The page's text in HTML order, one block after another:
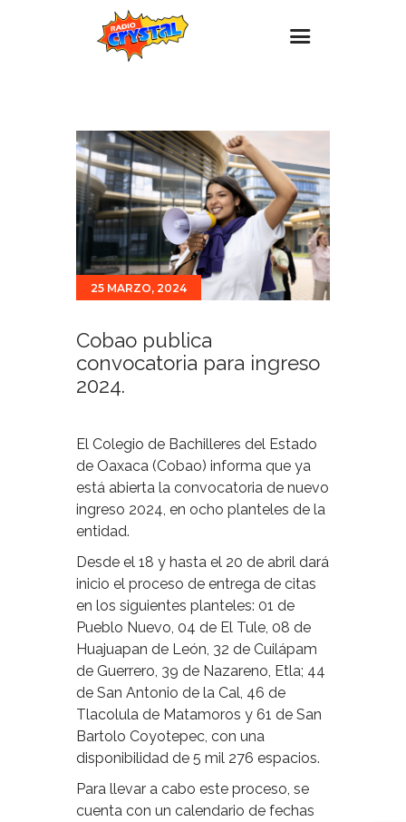
Estaciones
Eventos
Promociones
Noticias
Para ti
Contacto
25 MARZO, 2024
Cobao publica
convocatoria para ingreso
2024.
El Colegio de Bachilleres del Estado
de Oaxaca (Cobao) informa que ya
está abierta la convocatoria de nuevo
ingreso 2024, en ocho planteles de la
entidad.
Desde el 18 y hasta el 20 de abril dará
inicio el proceso de entrega de citas
en los siguientes planteles: 01 de
Pueblo Nuevo, 04 de El Tule, 08 de
Huajuapan de León, 32 de Cuilápam
de Guerrero, 39 de Nazareno, Etla; 44
de San Antonio de la Cal, 46 de
Tlacolula de Matamoros y 61 de San
Bartolo Coyotepec, con una
disponibilidad de 5 mil 276 espacios.
Para llevar a cabo este proceso, se
cuenta con un calendario de fechas